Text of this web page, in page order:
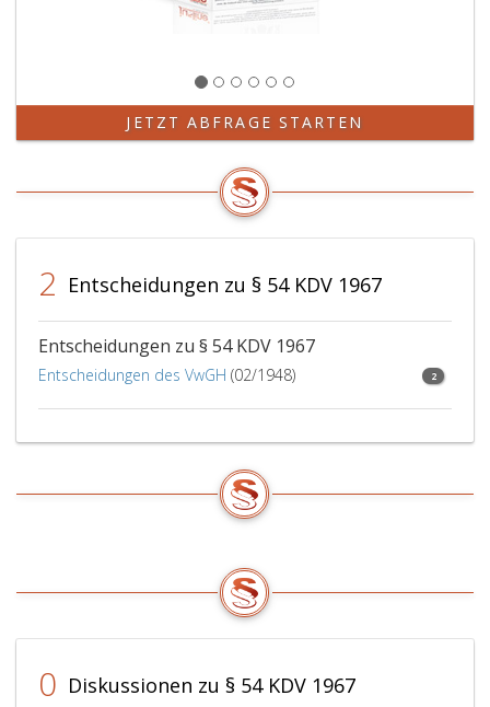
Wirksamkeit
Paragraph
14,
Absatz
des
Kraftfahrgesetzes 1967
verbunden
wäre,
JETZT ABFRAGE STARTEN
2 Entscheidungen zu § 54 KDV 1967
Entscheidungen zu § 54 KDV 1967
Entscheidungen des VwGH (02/1948) 2
0 Diskussionen zu § 54 KDV 1967